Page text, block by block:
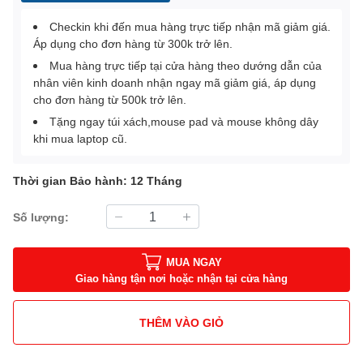
Checkin khi đến mua hàng trực tiếp nhận mã giảm giá.
Áp dụng cho đơn hàng từ 300k trở lên.
Mua hàng trực tiếp tại cửa hàng theo dướng dẫn của
nhân viên kinh doanh nhận ngay mã giảm giá, áp dụng
cho đơn hàng từ 500k trở lên.
Tặng ngay túi xách,mouse pad và mouse không dây
khi mua laptop cũ.
Thời gian Bảo hành: 12 Tháng
Số lượng:
MUA NGAY
Giao hàng tận nơi hoặc nhận tại cửa hàng
THÊM VÀO GIỎ